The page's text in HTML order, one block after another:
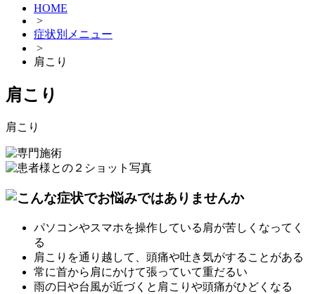
HOME
>
症状別メニュー
>
肩こり
肩こり
肩こり
パソコンやスマホを操作している肩が苦しくなってく
る
肩こりを通り越して、頭痛や吐き気がすることがある
常に首から肩にかけて張っていて重だるい
雨の日や台風が近づくと肩こりや頭痛がひどくなる